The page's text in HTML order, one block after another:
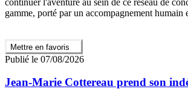
continuer l'aventure au sein de ce réseau de
gamme, porté par un accompagnement humain
Mettre en favoris
Publié le 07/08/2026
Jean‑Marie Cottereau prend son